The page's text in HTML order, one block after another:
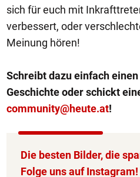
sich für euch mit
verbessert, oder
Meinung hören!
Schreibt dazu einfach
Geschichte oder schickt
community@heute.at!
Die besten Bilder, die
Folge uns auf Instagram!